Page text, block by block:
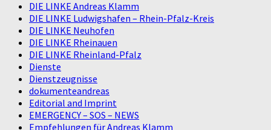
DIE LINKE Andreas Klamm
DIE LINKE Ludwigshafen – Rhein-Pfalz-Kreis
DIE LINKE Neuhofen
DIE LINKE Rheinauen
DIE LINKE Rheinland-Pfalz
Dienste
Dienstzeugnisse
dokumenteandreas
Editorial and Imprint
EMERGENCY – SOS – NEWS
Empfehlungen für Andreas Klamm